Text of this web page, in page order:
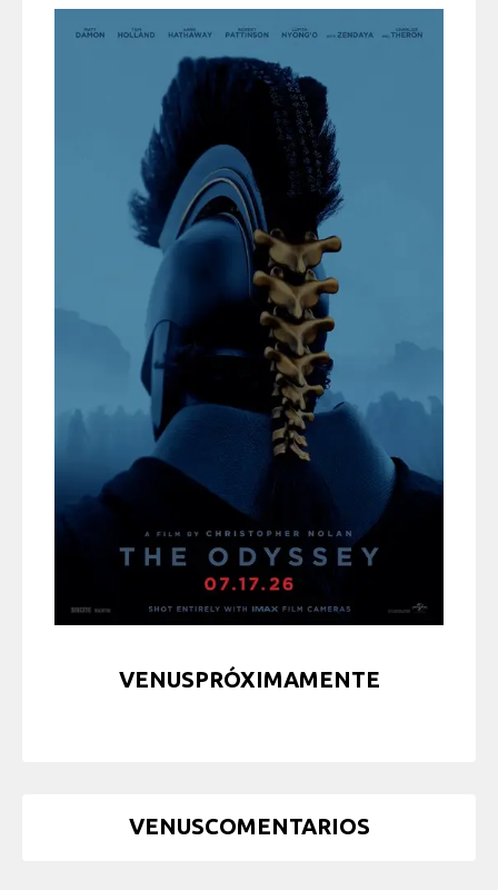
VENUSPRÓXIMAMENTE
VENUSCOMENTARIOS